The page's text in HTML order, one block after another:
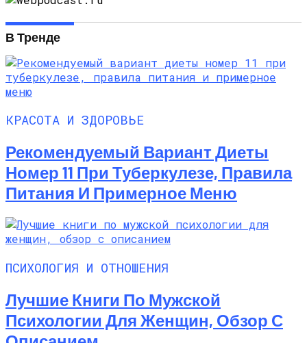
В Тренде
КРАСОТА И ЗДОРОВЬЕ
Рекомендуемый Вариант Диеты
Номер 11 При Туберкулезе, Правила
Питания И Примерное Меню
ПСИХОЛОГИЯ И ОТНОШЕНИЯ
Лучшие Книги По Мужской
Психологии Для Женщин, Обзор С